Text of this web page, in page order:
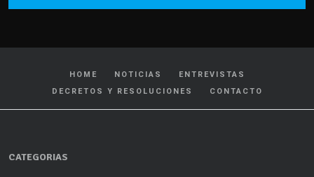
HOME NOTICIAS
ENTREVISTAS
DECRETOS Y RESOLUCIONES
CONTACTO
CATEGORIAS